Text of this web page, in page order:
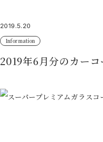
2019.5.20
Information
2019年6月分のカーコ